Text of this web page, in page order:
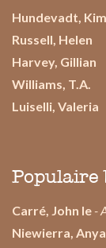
Hundevadt, Kim
Russell, Helen
Harvey, Gillian
Williams, T.A.
Luiselli, Valeria
Populaire
Carré, John le -
Niewierra, Anya